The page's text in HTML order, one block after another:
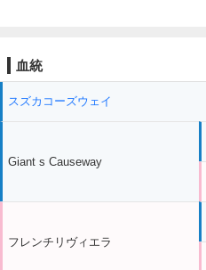
血統
スズカコーズウェイ
Giant s Causeway
フレンチリヴィエラ